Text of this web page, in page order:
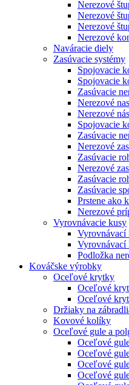
Nerezové
Nerezové
Nerezové
Nerezové
Naváracie diely
Zasúvacie systémy
Spojovacie
Spojovacie
Zasúvacie
Nerezové
Nerezové
Spojovacie
Zasúvacie
Nerezové
Zasúvacie
Nerezové
Zasúvacie
Zasúvacie
Prstene ako
Nerezové
Vyrovnávacie kusy
Vyrovnávací
Vyrovnávací
Podložka
Kováčske výrobky
Oceľové krytky
Oceľové
Oceľové
Držiaky na
Kovové kolíky
Oceľové gule a
Oceľové
Oceľové
Oceľové
Oceľové